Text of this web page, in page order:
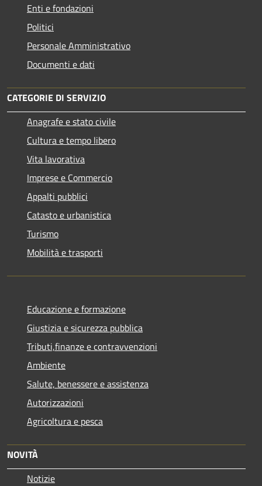
Enti e fondazioni
Politici
Personale Amministrativo
Documenti e dati
CATEGORIE DI SERVIZIO
Anagrafe e stato civile
Cultura e tempo libero
Vita lavorativa
Imprese e Commercio
Appalti pubblici
Catasto e urbanistica
Turismo
Mobilità e trasporti
Educazione e formazione
Giustizia e sicurezza pubblica
Tributi,finanze e contravvenzioni
Ambiente
Salute, benessere e assistenza
Autorizzazioni
Agricoltura e pesca
NOVITÀ
Notizie